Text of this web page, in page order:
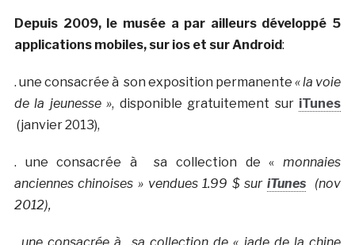
Depuis 2009, le musée a par ailleurs développé 5
applications mobiles, sur ios et sur Android:
. une consacrée à son exposition permanente« la voie
de la jeunesse », disponible gratuitement sur iTunes
(janvier 2013),
. une consacrée à sa collection de «monnaies
anciennes chinoises » vendues 1.99 $ sur iTunes(nov
2012),